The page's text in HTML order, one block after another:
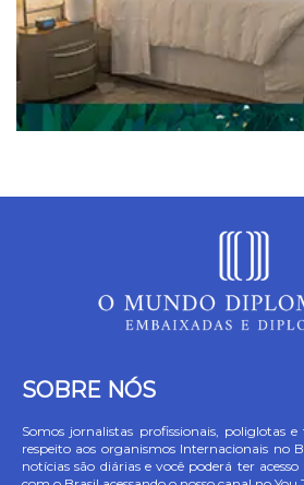
SOBRE NÓS
Somos jornalistas profissionais, poliglotas
respeito aos organismos Internacionais no
notícias são diárias e você poderá ter